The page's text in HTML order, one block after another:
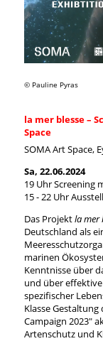
© Pauline Pyras
la mer blesse –
Space
SOMA Art Space,
Sa, 22.06.2024
19 Uhr Screening
15 - 22 Uhr
Das Projektla mer
Deutschland als
marinen
Kenntnisse über
und über
spezifischer
Klasse Gestaltung
Campaign 2023"
Artenschutz und